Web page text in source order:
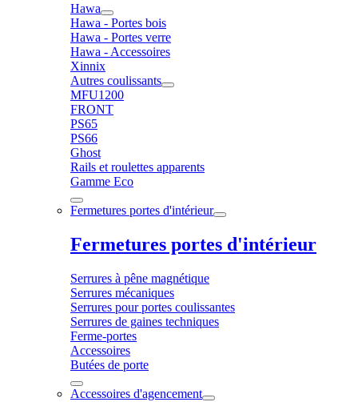
Hawa
Hawa - Portes bois
Hawa - Portes verre
Hawa - Accessoires
Xinnix
Autres coulissants
MFU1200
FRONT
PS65
PS66
Ghost
Rails et roulettes apparents
Gamme Eco
Fermetures portes d'intérieur
Fermetures portes d'intérieur
Serrures à pêne magnétique
Serrures mécaniques
Serrures pour portes coulissantes
Serrures de gaines techniques
Ferme-portes
Accessoires
Butées de porte
Accessoires d'agencement